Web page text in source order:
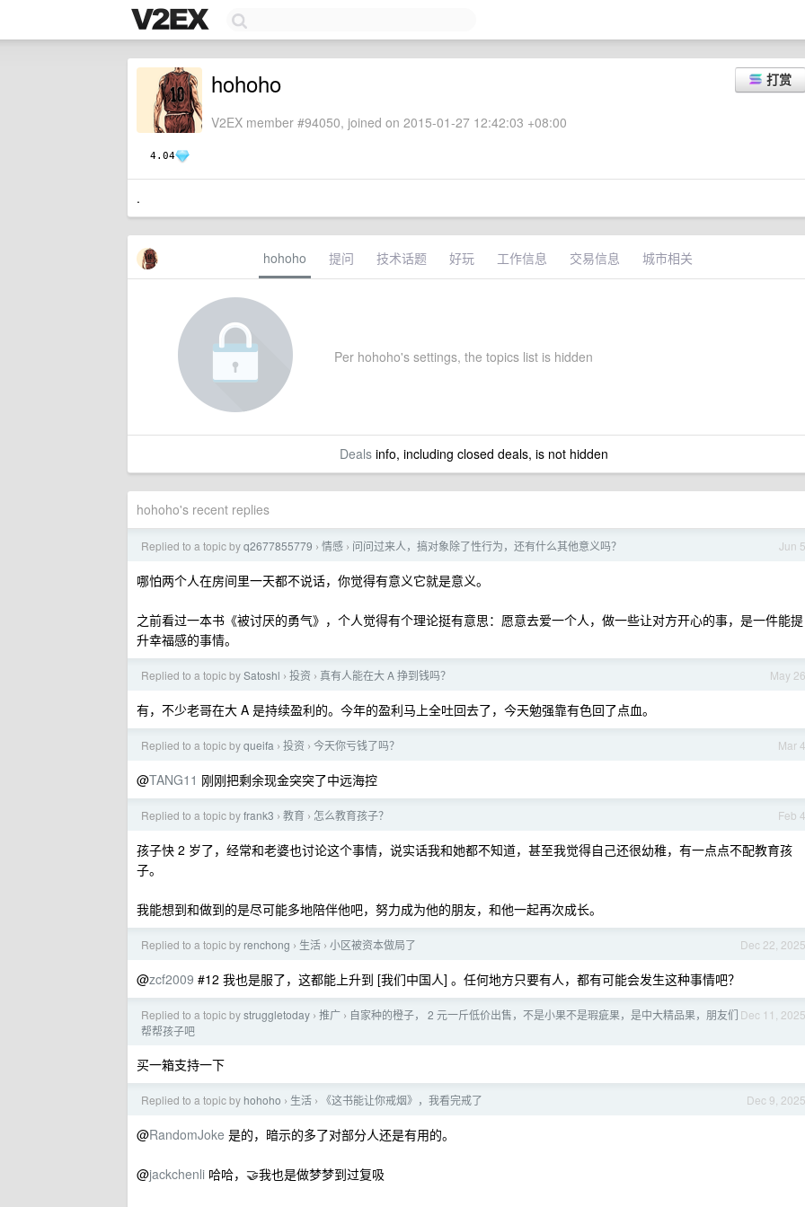
4.04
打赏
hohoho
V2EX member #94050, joined on 2015-01-27 12:42:03 +08:00
.
hohoho 提问 技术话题 好玩 工作信息 交易信息 城市相关
Per hohoho's settings, the topics list is hidden
Dealsinfo, including closed deals, is not hidden
hohoho's recent replies
Jun 5
Replied to a topic byq2677855779 › 情感 › 问问过来人，搞对象除了性行为，还有什么其他意义吗？
哪怕两个人在房间里一天都不说话，你觉得有意义它就是意义。
之前看过一本书《被讨厌的勇气》，个人觉得有个理论挺有意思：愿意去爱一个人，做一些让对方开心的事，是一件能提
升幸福感的事情。
May 26
Replied to a topic bySatoshl › 投资 › 真有人能在大 A 挣到钱吗？
有，不少老哥在大 A 是持续盈利的。今年的盈利马上全吐回去了，今天勉强靠有色回了点血。
Mar 4
Replied to a topic byqueifa › 投资 › 今天你亏钱了吗？
@TANG11 刚刚把剩余现金突突了中远海控
Feb 4
Replied to a topic byfrank3 › 教育 › 怎么教育孩子？
孩子快 2 岁了，经常和老婆也讨论这个事情，说实话我和她都不知道，甚至我觉得自己还很幼稚，有一点点不配教育孩
子。
我能想到和做到的是尽可能多地陪伴他吧，努力成为他的朋友，和他一起再次成长。
Dec 22, 2025
Replied to a topic by renchong › 生活 › 小区被资本做局了
@zcf2009 #12 我也是服了，这都能上升到 [我们中国人] 。任何地方只要有人，都有可能会发生这种事情吧？
Dec 11, 2025
Replied to a topic bystruggletoday › 推广 › 自家种的橙子， 2 元一斤低价出售，不是小果不是瑕疵果，是中大精品果，朋友们
帮帮孩子吧
买一箱支持一下
Dec 9, 2025
Replied to a topic by hohoho › 生活 › 《这书能让你戒烟》，我看完戒了
@RandomJoke 是的，暗示的多了对部分人还是有用的。
@jackchenli 哈哈，🤝我也是做梦梦到过复吸